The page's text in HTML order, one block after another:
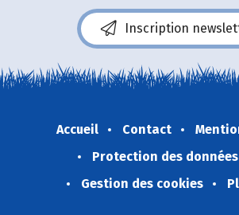
Inscription
Accueil Contact
Protection des données
Gestion des cookies